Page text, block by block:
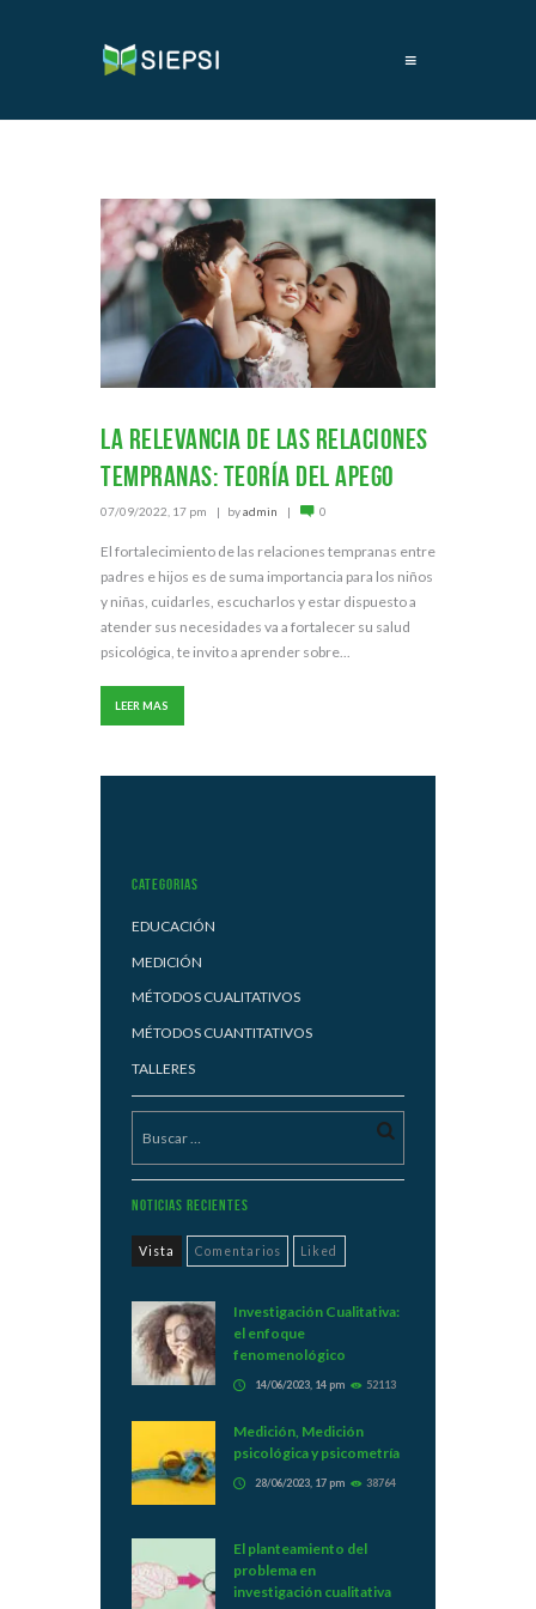
≡
La relevancia de las relaciones
tempranas: teoría del apego
07/09/2022, 17 pm byadmin 0
El fortalecimiento de las relaciones tempranas entre
padres e hijos es de suma importancia para los niños
y niñas, cuidarles, escucharlos y estar dispuesto a
atender sus necesidades va a fortalecer su salud
psicológica, te invito a aprender sobre...
LEER MAS
Categorias
EDUCACIÓN
MEDICIÓN
MÉTODOS CUALITATIVOS
MÉTODOS CUANTITATIVOS
TALLERES
Noticias Recientes
Vista Comentarios Liked
Investigación Cualitativa:
el enfoque
fenomenológico
14/06/2023, 14 pm 52113
Medición, Medición
psicológica y psicometría
28/06/2023, 17 pm 38764
El planteamiento del
problema en
investigación cualitativa